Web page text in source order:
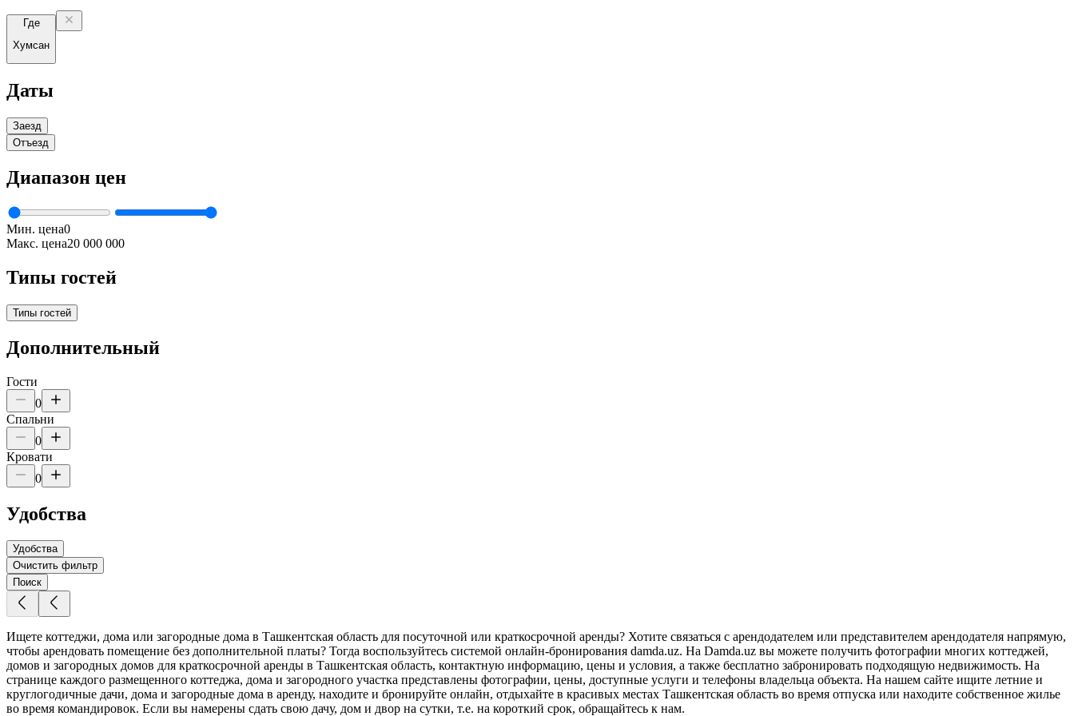
Где
Хумсан
Даты
Заезд
Отъезд
Диапазон цен
Мин. цена0
Макс. цена20 000 000
Типы гостей
Типы гостей
Дополнительный
Гости
0
Спальни
0
Кровати
0
Удобства
Удобства
Очистить фильтр
Поиск
Ищете коттеджи, дома или загородные дома в Ташкентская область для посуточной или краткосрочной аренды? Хотите связаться с арендодателем или представителем арендодателя напрямую,
чтобы арендовать помещение без дополнительной платы? Тогда воспользуйтесь системой онлайн-бронирования damda.uz. На Damda.uz вы можете получить фотографии многих коттеджей,
домов и загородных домов для краткосрочной аренды в Ташкентская область, контактную информацию, цены и условия, а также бесплатно забронировать подходящую недвижимость. На
странице каждого размещенного коттеджа, дома и загородного участка представлены фотографии, цены, доступные услуги и телефоны владельца объекта. На нашем сайте ищите летние и
круглогодичные дачи, дома и загородные дома в аренду, находите и бронируйте онлайн, отдыхайте в красивых местах Ташкентская область во время отпуска или находите собственное жилье
во время командировок. Если вы намерены сдать свою дачу, дом и двор на сутки, т.е. на короткий срок, обращайтесь к нам.